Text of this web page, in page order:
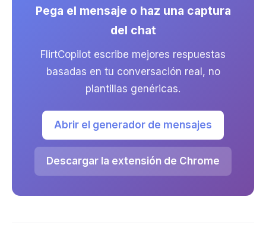
Pega el mensaje o haz una captura
del chat
FlirtCopilot escribe mejores respuestas
basadas en tu conversación real, no
plantillas genéricas.
Abrir el generador de mensajes
Descargar la extensión de Chrome